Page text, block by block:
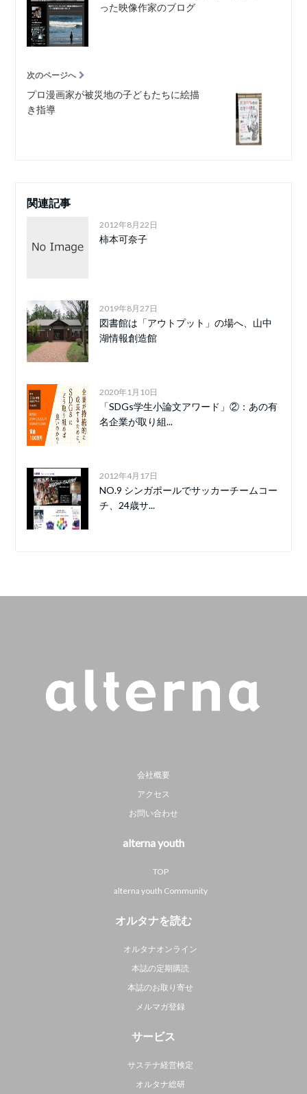
った映像作家のブログ
次のページへ
プロ漫画家が被災地の子どもたちに絵描
き指導
関連記事
2012年8月22日
柿本可奈子
2019年8月27日
図書館は「アウトプット」の場へ、山中
湖情報創造館
2020年1月10日
「SDGs学生小論文アワード」②：あの有
名企業が取り組...
2012年4月17日
NO.9 シンガポールでサッカーチームコー
チ、24歳サ...
会社概要
アクセス
お問い合わせ
alterna youth
TOP
alterna youth Community
オルタナを読む
オルタナオンライン
本誌の定期購読
本誌のお取り寄せ
メルマガ登録
サービス
サステナ経営検定
オルタナ総研